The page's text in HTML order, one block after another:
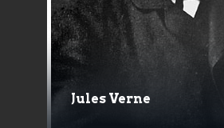
Jules Verne